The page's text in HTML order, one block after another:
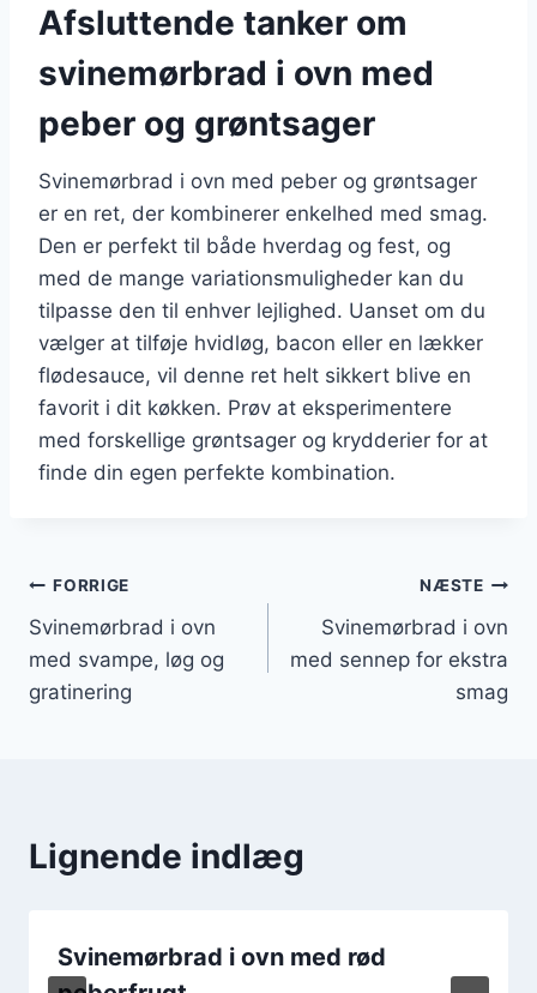
Afsluttende tanker om
svinemørbrad i ovn med
peber og grøntsager
Svinemørbrad i ovn med peber og grøntsager
er en ret, der kombinerer enkelhed med smag.
Den er perfekt til både hverdag og fest, og
med de mange variationsmuligheder kan du
tilpasse den til enhver lejlighed. Uanset om du
vælger at tilføje hvidløg, bacon eller en lækker
flødesauce, vil denne ret helt sikkert blive en
favorit i dit køkken. Prøv at eksperimentere
med forskellige grøntsager og krydderier for at
finde din egen perfekte kombination.
Indlægsnavigation
FORRIGE
Svinemørbrad i ovn
med svampe, løg og
gratinering
NÆSTE
Svinemørbrad i ovn
med sennep for ekstra
smag
Lignende indlæg
Svinemørbrad i ovn med rød